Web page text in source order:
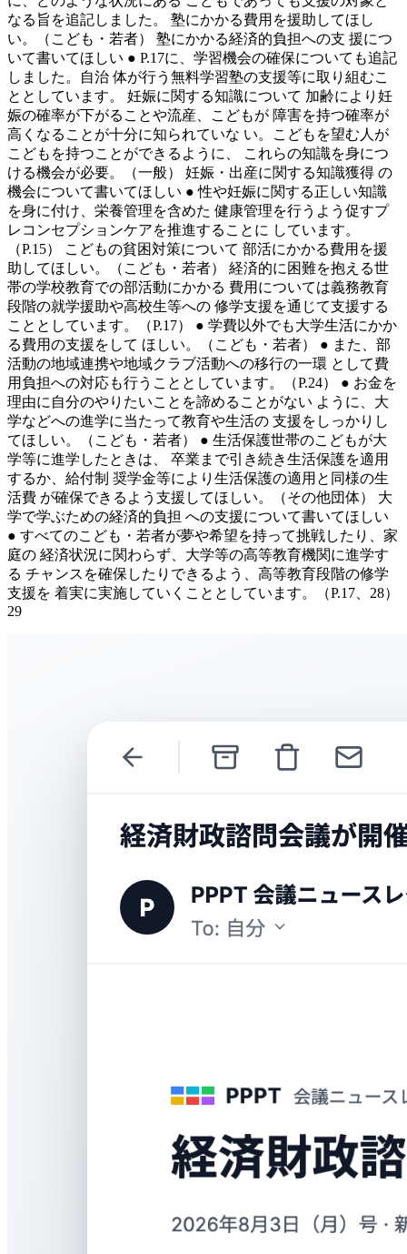
なる旨を追記しました。 塾にかかる費用を援助してほし
い。（こども・若者） 塾にかかる経済的負担への支 援につ
いて書いてほしい ● P.17に、学習機会の確保についても追記
しました。自治 体が行う無料学習塾の支援等に取り組むこ
ととしています。 妊娠に関する知識について 加齢により妊
娠の確率が下がることや流産、こどもが 障害を持つ確率が
高くなることが十分に知られていな い。こどもを望む人が
こどもを持つことができるように、 これらの知識を身につ
ける機会が必要。（一般） 妊娠・出産に関する知識獲得 の
機会について書いてほしい ● 性や妊娠に関する正しい知識
を身に付け、栄養管理を含めた 健康管理を行うよう促すプ
レコンセプションケアを推進することに しています。
（P.15） こどもの貧困対策について 部活にかかる費用を援
助してほしい。（こども・若者） 経済的に困難を抱える世
帯の学校教育での部活動にかかる 費用については義務教育
段階の就学援助や高校生等への 修学支援を通じて支援する
こととしています。（P.17） ● 学費以外でも大学生活にかか
る費用の支援をして ほしい。（こども・若者） ● また、部
活動の地域連携や地域クラブ活動への移行の一環 として費
用負担への対応も行うこととしています。（P.24） ● お金を
理由に自分のやりたいことを諦めることがない ように、大
学などへの進学に当たって教育や生活の 支援をしっかりし
てほしい。（こども・若者） ● 生活保護世帯のこどもが大
学等に進学したときは、 卒業まで引き続き生活保護を適用
するか、給付制 奨学金等により生活保護の適用と同様の生
活費 が確保できるよう支援してほしい。（その他団体） 大
学で学ぶための経済的負担 への支援について書いてほしい
● すべてのこども・若者が夢や希望を持って挑戦したり、家
庭の 経済状況に関わらず、大学等の高等教育機関に進学す
る チャンスを確保したりできるよう、高等教育段階の修学
支援を 着実に実施していくこととしています。（P.17、28）
29